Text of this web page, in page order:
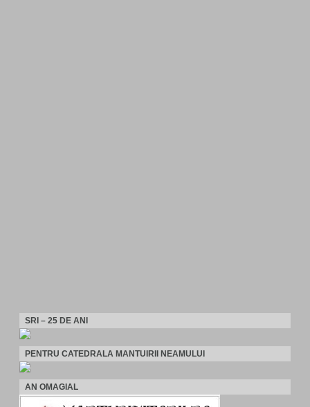
SRI – 25 DE ANI
PENTRU CATEDRALA MANTUIRII NEAMULUI
AN OMAGIAL